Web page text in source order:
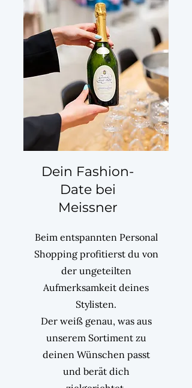
dein Modeexperte eine
Vorauswahl zusammen.
Dein Fashion-
Date bei
Meissner
Beim entspannten Personal
Shopping profitierst du von
der ungeteilten
Aufmerksamkeit deines
Stylisten.
Der weiß genau, was aus
unserem Sortiment zu
deinen Wünschen passt
und berät dich